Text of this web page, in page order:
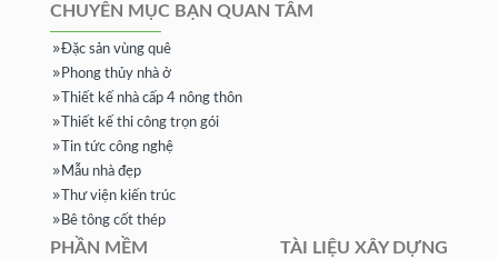
CHUYÊN MỤC BẠN QUAN TÂM
Đặc sản vùng quê
Phong thủy nhà ở
Thiết kế nhà cấp 4 nông thôn
Thiết kế thi công trọn gói
Tin tức công nghệ
Mẫu nhà đẹp
Thư viện kiến trúc
Bê tông cốt thép
PHẦN MỀM TÀI LIỆU XÂY DỰNG